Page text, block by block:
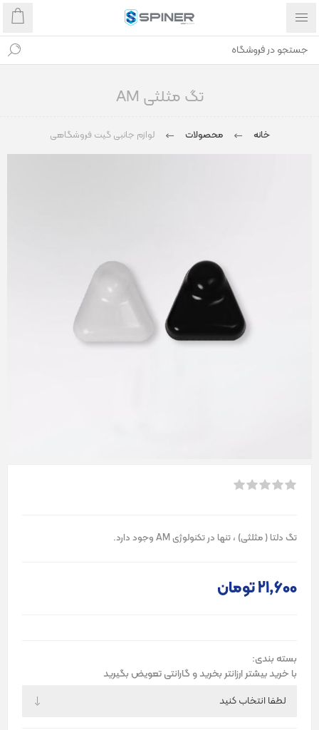
تگ مثلثی AM
خانه محصولات لوازم جانبی گیت فروشگاهی
تگ دلتا ( مثلثی) ، تنها در تکنولوژی AM وجود دارد.
21٬600 تومان
بسته بندی:
با خرید بیشتر ارزانتر بخرید و گارانتی تعویض بگیرید